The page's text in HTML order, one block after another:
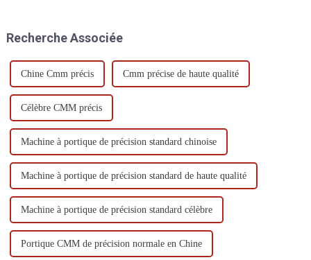
classées selon les catégories
Recherche Associée
Chine Cmm précis Cmm précise de haute qualité
Célèbre CMM précis
Machine à portique de précision standard chinoise
Machine à portique de précision standard de haute qualité
Machine à portique de précision standard célèbre
Portique CMM de précision normale en Chine